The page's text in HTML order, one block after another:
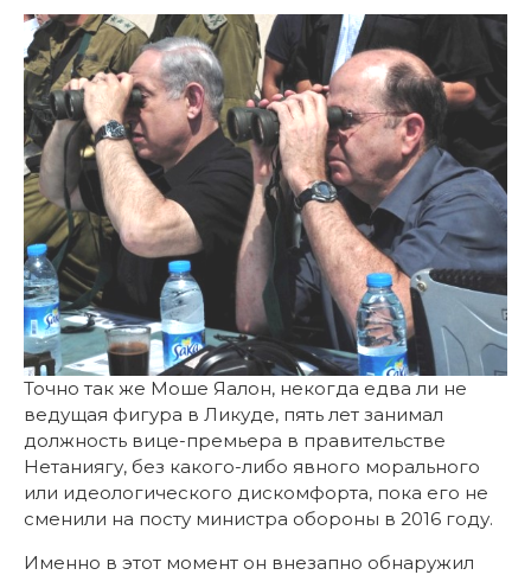
Точно так же Моше Яалон, некогда едва ли не
ведущая фигура в Ликуде, пять лет занимал
должность вице-премьера в правительстве
Нетаниягу, без какого-либо явного морального
или идеологического дискомфорта, пока его не
сменили на посту министра обороны в 2016 году.
Именно в этот момент он внезапно обнаружил